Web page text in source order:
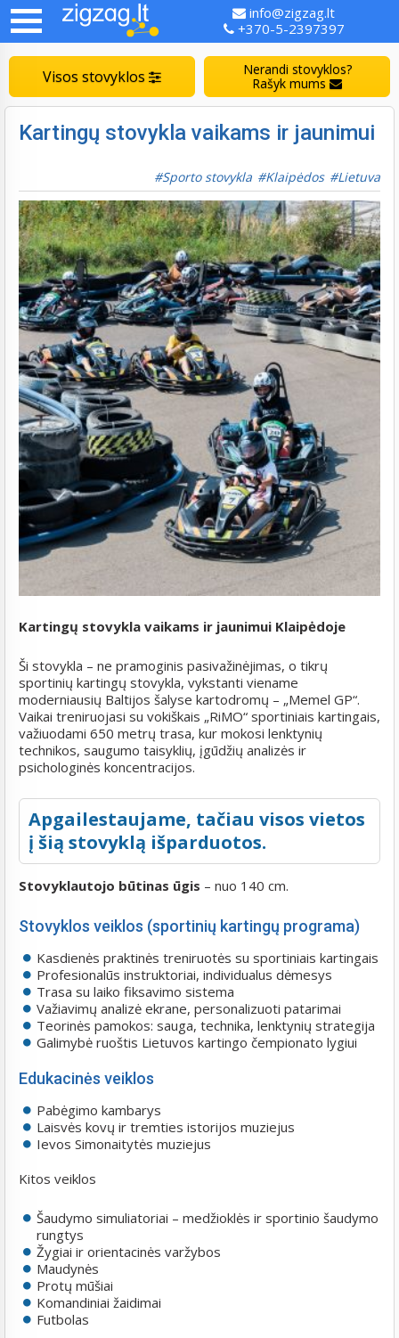
info@zigzag.lt
+370-5-2397397
Visos stovyklos
Nerandi stovyklos?
Rašyk mums
Kartingų stovykla vaikams ir jaunimui
Sporto stovykla Klaipėdos Lietuva
Kartingų stovykla vaikams ir jaunimui Klaipėdoje
Ši stovykla – ne pramoginis pasivažinėjimas, o tikrų
sportinių kartingų stovykla, vykstanti viename
moderniausių Baltijos šalyse kartodromų – „Memel GP“.
Vaikai treniruojasi su vokiškais „RiMO“ sportiniais kartingais,
važiuodami 650 metrų trasa, kur mokosi lenktynių
technikos, saugumo taisyklių, įgūdžių analizės ir
psichologinės koncentracijos.
Apgailestaujame, tačiau visos vietos
į šią stovyklą išparduotos.
Stovyklautojo būtinas ūgis – nuo 140 cm.
Stovyklos veiklos (sportinių kartingų programa)
Kasdienės praktinės treniruotės su sportiniais kartingais
Profesionalūs instruktoriai, individualus dėmesys
Trasa su laiko fiksavimo sistema
Važiavimų analizė ekrane, personalizuoti patarimai
Teorinės pamokos: sauga, technika, lenktynių strategija
Galimybė ruoštis Lietuvos kartingo čempionato lygiui
Edukacinės veiklos
Pabėgimo kambarys
Laisvės kovų ir tremties istorijos muziejus
Ievos Simonaitytės muziejus
Kitos veiklos
Šaudymo simuliatoriai – medžioklės ir sportinio šaudymo
rungtys
Žygiai ir orientacinės varžybos
Maudynės
Protų mūšiai
Komandiniai žaidimai
Futbolas